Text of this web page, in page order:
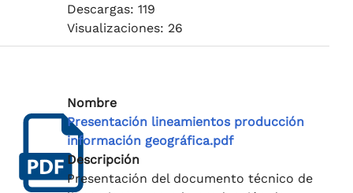
Descargas: 119
Visualizaciones: 26
Nombre
Presentación lineamientos producción
información geográfica.pdf
Descripción
Presentación del documento técnico de